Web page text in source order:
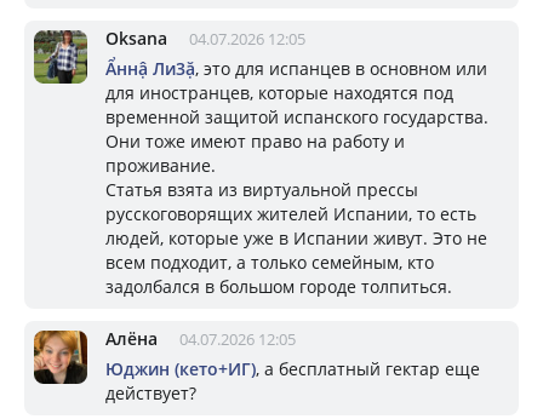
Oksana 04.07.2026 12:05
Ẩннậ Ли3ặ, это для испанцев в основном или
для иностранцев, которые находятся под
временной защитой испанского государства.
Они тоже имеют право на работу и
проживание.
Статья взята из виртуальной прессы
русскоговорящих жителей Испании, то есть
людей, которые уже в Испании живут. Это не
всем подходит, а только семейным, кто
задолбался в большом городе толпиться.
Алёна 04.07.2026 12:05
Юджин (кето+ИГ), а бесплатный гектар еще
действует?